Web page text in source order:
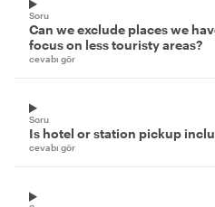
Soru
Can we exclude places we
focus on less touristy areas?
cevabı gör
Soru
Is hotel or station pickup
cevabı gör